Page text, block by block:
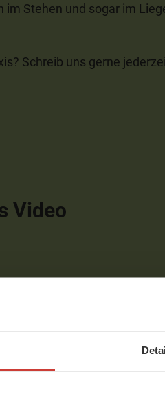
Stehen und sogar im
Schreib uns gerne
Video